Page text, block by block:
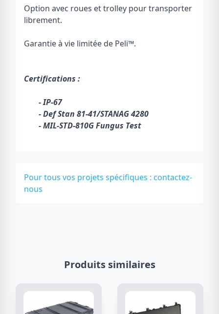
Option avec roues et trolley pour transporter
librement.
Garantie à vie limitée de Peli™.
Certifications :
- IP-67
- Def Stan 81-41/STANAG 4280
- MIL-STD-810G Fungus Test
Pour tous vos projets spécifiques : contactez-
nous
Produits similaires